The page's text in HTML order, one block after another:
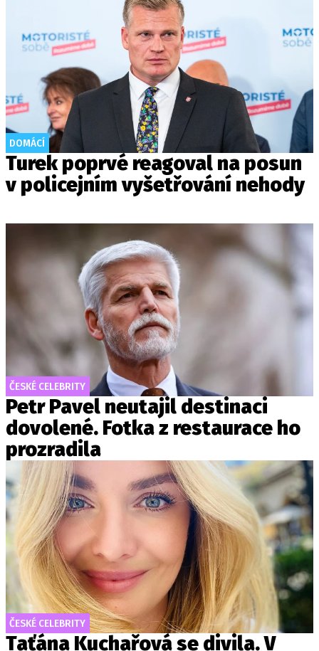
DOMÁCÍ
Turek poprvé reagoval na posun
v policejním vyšetřování nehody
ČESKÉ CELEBRITY
Petr Pavel neutajil destinaci
dovolené. Fotka z restaurace ho
prozradila
ČESKÉ CELEBRITY
Taťána Kuchařová se divila. V